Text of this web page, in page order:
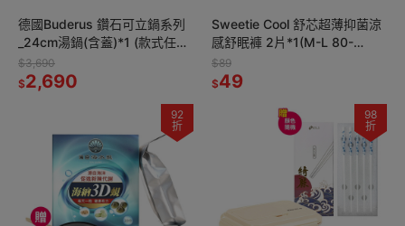
德國Buderus 鑽石可立鍋系列
_24cm湯鍋(含蓋)*1 (款式任選)
【贈】JOJOGO黑鑽不鏽鋼刀
具組17件*1
$3,690
$2,690
Sweetie Cool 舒芯超薄抑菌涼
感舒眠褲 2片*1(M-L 80-
105cm/XL 90-115cm 尺寸任
選)
$89
$49
92
折
98
折